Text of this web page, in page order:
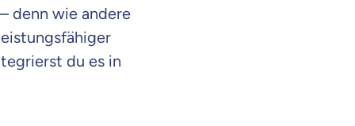
denn wie andere
du es in